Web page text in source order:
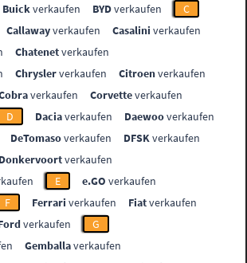
Buickverkaufen BYDverkaufen
C
Callawayverkaufen Casalini verkaufen
Chatenetverkaufen
Chryslerverkaufen Citroenverkaufen
verkaufen Corvetteverkaufen
D Daciaverkaufen Daewooverkaufen
DeTomasoverkaufen DFSKverkaufen
Donkervoortverkaufen
E e.GO verkaufen
F Ferrari verkaufen Fiatverkaufen
verkaufen
G
Gemballaverkaufen